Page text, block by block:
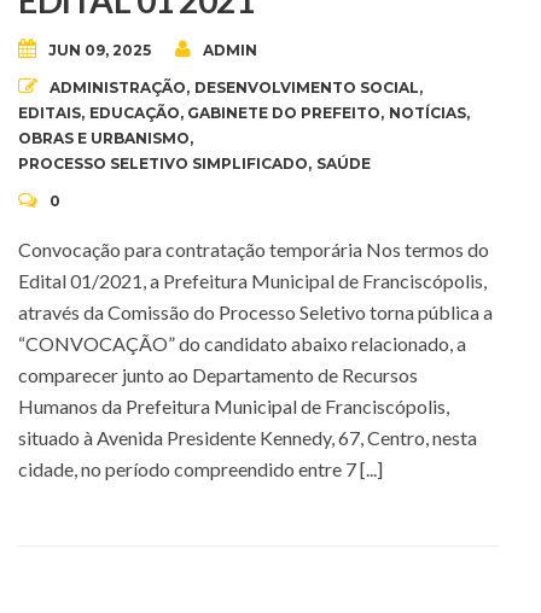
JUN 09, 2025 ADMIN
ADMINISTRAÇÃO, DESENVOLVIMENTO SOCIAL,
EDITAIS, EDUCAÇÃO, GABINETE DO PREFEITO, NOTÍCIAS,
OBRAS E URBANISMO,
PROCESSO SELETIVO SIMPLIFICADO, SAÚDE
0
Convocação para contratação temporária Nos termos do
Edital 01/2021, a Prefeitura Municipal de Franciscópolis,
através da Comissão do Processo Seletivo torna pública a
“CONVOCAÇÃO” do candidato abaixo relacionado, a
comparecer junto ao Departamento de Recursos
Humanos da Prefeitura Municipal de Franciscópolis,
situado à Avenida Presidente Kennedy, 67, Centro, nesta
cidade, no período compreendido entre 7 [...]